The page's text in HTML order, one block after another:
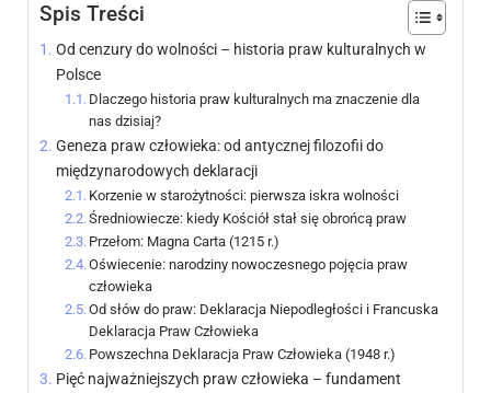
Spis Treści
Od cenzury do wolności – historia praw kulturalnych w
Polsce
Dlaczego historia praw kulturalnych ma znaczenie dla
nas dzisiaj?
Geneza praw człowieka: od antycznej filozofii do
międzynarodowych deklaracji
Korzenie w starożytności: pierwsza iskra wolności
Średniowiecze: kiedy Kościół stał się obrońcą praw
Przełom: Magna Carta (1215 r.)
Oświecenie: narodziny nowoczesnego pojęcia praw
człowieka
Od słów do praw: Deklaracja Niepodległości i Francuska
Deklaracja Praw Człowieka
Powszechna Deklaracja Praw Człowieka (1948 r.)
Pięć najważniejszych praw człowieka – fundament